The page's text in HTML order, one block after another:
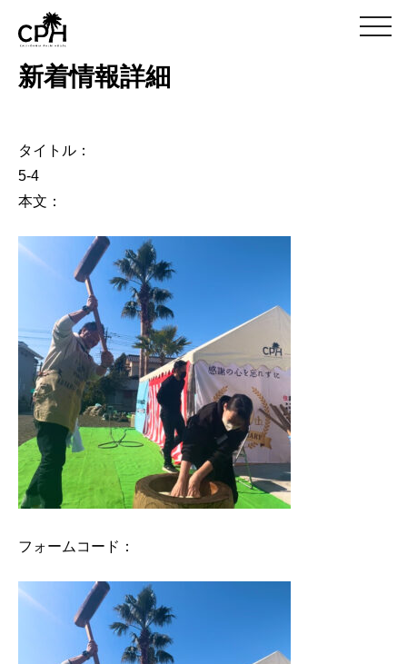
m
e
新着情報詳細
タイトル：
5-4
本文：
フォームコード：